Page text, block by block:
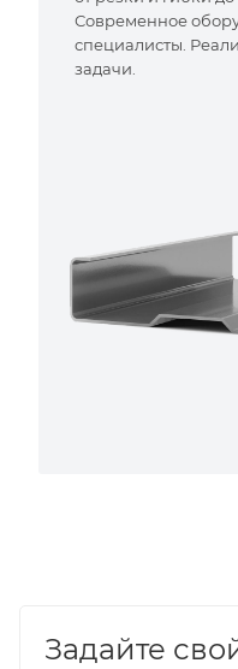
Современное
специалисты.
задачи.
Задайте